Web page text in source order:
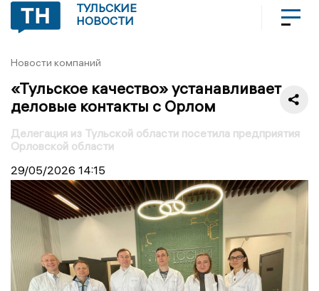
ТУЛЬСКИЕ
НОВОСТИ
Новости компаний
«Тульское качество» устанавливает
деловые контакты с Орлом
Делегация из Тульской области посетила предприятия
Орловской области
29/05/2026 14:15